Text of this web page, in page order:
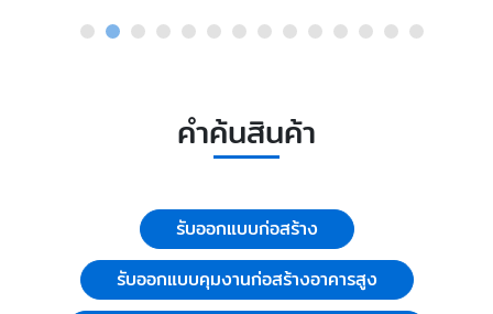
คำค้นสินค้า
รับออกแบบก่อสร้าง
รับออกแบบคุมงานก่อสร้างอาคารสูง